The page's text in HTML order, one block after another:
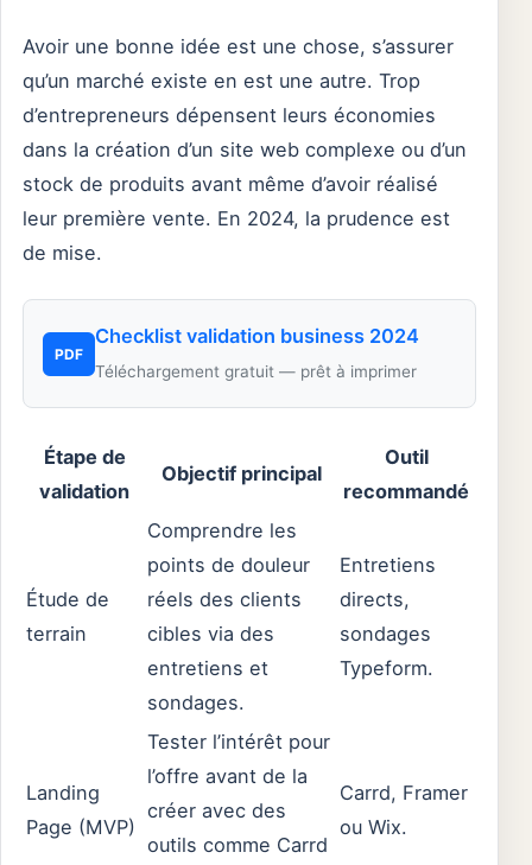
Avoir une bonne idée est une chose, s’assurer
qu’un marché existe en est une autre. Trop
d’entrepreneurs dépensent leurs économies
dans la création d’un site web complexe ou d’un
stock de produits avant même d’avoir réalisé
leur première vente. En 2024, la prudence est
de mise.
PDF
Checklist validation business 2024
Téléchargement gratuit — prêt à imprimer
Étape de
validation
Objectif principal
Outil
recommandé
Étude de
terrain
Comprendre les
points de douleur
réels des clients
cibles via des
entretiens et
sondages.
Entretiens
directs,
sondages
Typeform.
Landing
Page (MVP)
Tester l’intérêt pour
l’offre avant de la
créer avec des
outils comme Carrd
Carrd, Framer
ou Wix.